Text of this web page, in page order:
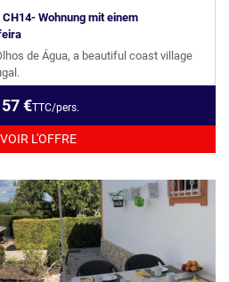
Wohnung mit einem
de Água, a beautiful coast village
57€TTC/pers.
VOIR L'OFFRE